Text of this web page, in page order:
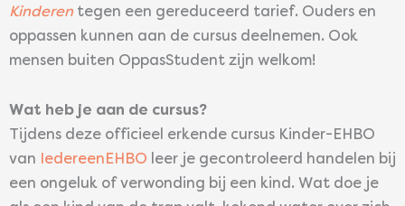
Kinderen tegen een gereduceerd tarief. Ouders en
oppassen kunnen aan de cursus deelnemen. Ook
mensen buiten OppasStudent zijn welkom!
Wat heb je aan de cursus?
Tijdens deze officieel erkende cursus Kinder-EHBO
van IedereenEHBO leer je gecontroleerd handelen bij
een ongeluk of verwonding bij een kind. Wat doe je